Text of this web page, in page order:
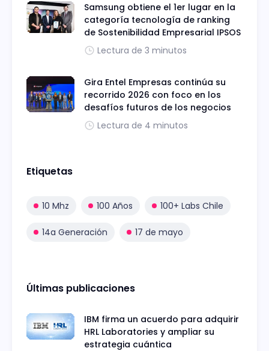
Samsung obtiene el 1er lugar en la
categoría tecnología de ranking
de Sostenibilidad Empresarial IPSOS
Lectura de 3 minutos
Gira Entel Empresas continúa su
recorrido 2026 con foco en los
desafíos futuros de los negocios
Lectura de 4 minutos
Etiquetas
10 Mhz 100 Años 100+ Labs Chile
14a Generación 17 de mayo
Últimas publicaciones
IBM firma un acuerdo para adquirir
HRL Laboratories y ampliar su
estrategia cuántica